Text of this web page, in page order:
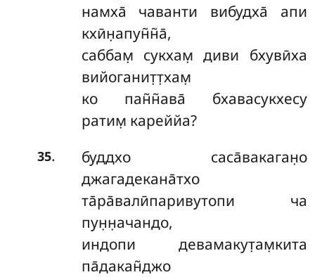
намха̄ чаванти вибудха̄ апи
кхӣн̣апун̃н̃а̄,
саббам̣ сукхам̣ диви бхувӣха
вийоганит̣т̣хам̣
ко пан̃н̃ава̄ бхавасукхесу
ратим̣ кареййа?
35.
буддхо саса̄вакаган̣о
джагадекана̄тхо
та̄ра̄валӣпаривутопи ча
пун̣н̣ачандо,
индопи девамакут̣ам̣кита
па̄дакан̃джо